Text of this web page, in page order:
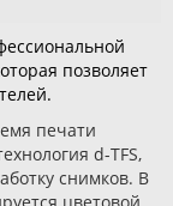
позволяет
печати
d-TFS,
снимков. В